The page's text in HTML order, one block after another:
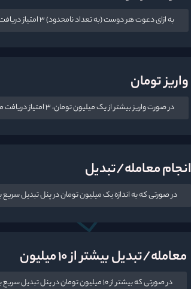
به ازای دعوت هر دوست (به تعداد نامحدود) ۳ امتیاز دریافت می‌کنید.
واریز تومان
در صورت واریز بیشتر از یک میلیون تومان، ۳ امتیاز دریافت می‌کنید (محدود).
انجام معامله/تبدیل
در صورتی که به اندازه یک میلیون تومان در پنل تبدیل سریع یا معامله حرفه‌ای
معامله/تبدیل بیشتر از ۱۰ میلیون
در صورتی که بیشتر از ۱۰ میلیون تومان در پنل تبدیل سریع یا معامله حرفه‌ای معامله کنید، ۱۵ شانس دریافت می‌کنید (محدود).